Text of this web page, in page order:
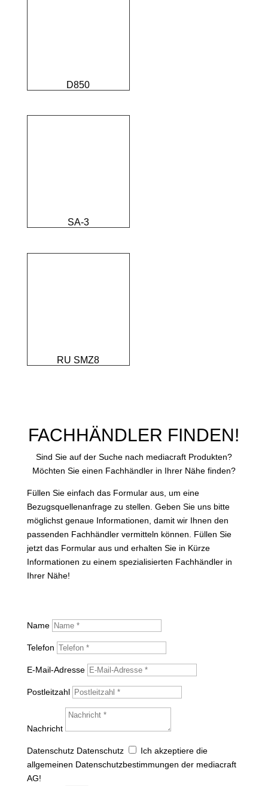
D850
SA-3
RU SMZ8
FACHHÄNDLER FINDEN!
Sind Sie auf der Suche nach mediacraft Produkten?
Möchten Sie einen Fachhändler in Ihrer Nähe finden?
Füllen Sie einfach das Formular aus, um eine
Bezugsquellenanfrage zu stellen. Geben Sie uns bitte
möglichst genaue Informationen, damit wir Ihnen den
passenden Fachhändler vermitteln können. Füllen Sie
jetzt das Formular aus und erhalten Sie in Kürze
Informationen zu einem spezialisierten Fachhändler in
Ihrer Nähe!
Name
Telefon
E-Mail-Adresse
Postleitzahl
Nachricht
Datenschutz Datenschutz
Ich akzeptiere die
allgemeinen Datenschutzbestimmungen der mediacraft
AG!